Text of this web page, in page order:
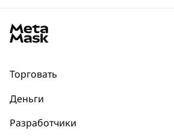
Торговать
Прогнозы
Деньги
Разработчики